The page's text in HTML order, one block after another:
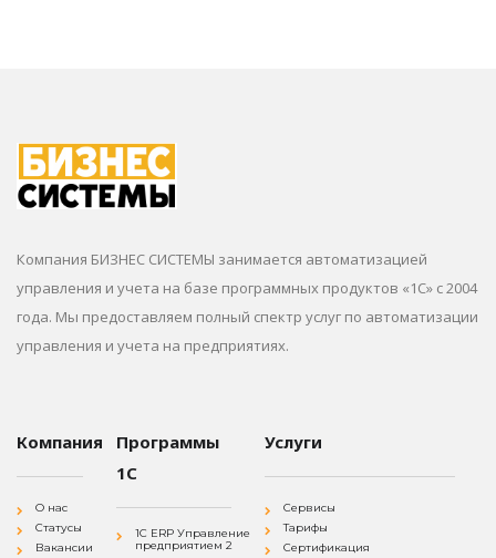
Компания БИЗНЕС СИСТЕМЫ занимается автоматизацией
управления и учета на базе программных продуктов «1С» с 2004
года. Мы предоставляем полный спектр услуг по автоматизации
управления и учета на предприятиях.
Компания
О нас
Статусы
Вакансии
Программы
1С
1С ERP Управление
предприятием 2
Услуги
Сервисы
Тарифы
Сертификация